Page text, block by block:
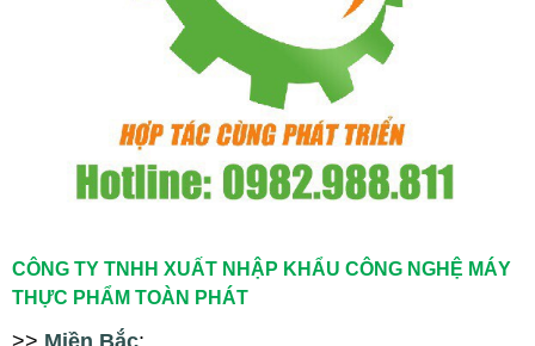
CÔNG TY TNHH XUẤT NHẬP KHẨU CÔNG NGHỆ MÁY
THỰC PHẨM TOÀN PHÁT
>> Miền Bắc: